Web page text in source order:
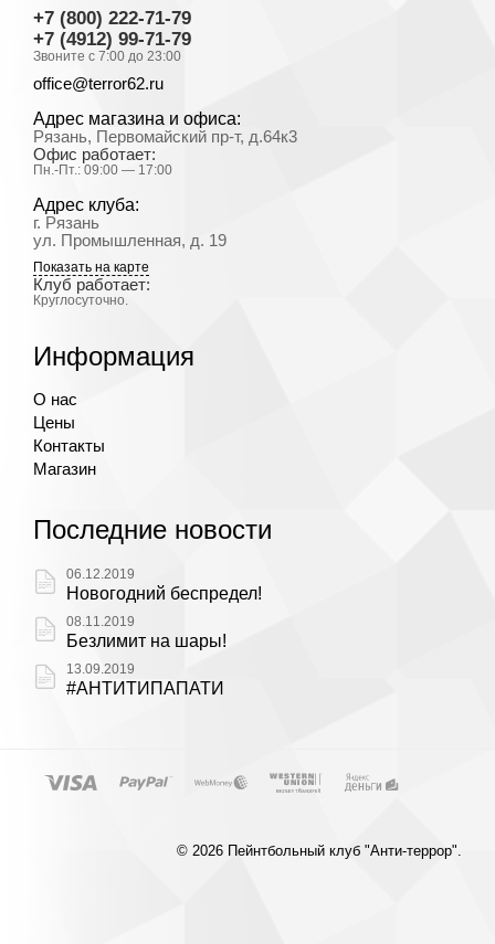
+7 (800) 222-71-79
+7 (4912) 99-71-79
Звоните с 7:00 до 23:00
office@terror62.ru
Адрес магазина и офиса:
Рязань, Первомайский пр-т, д.64к3
Офис работает:
Пн.-Пт.: 09:00 — 17:00
Адрес клуба:
г. Рязань
ул. Промышленная, д. 19
Показать на карте
Клуб работает:
Круглосуточно.
Информация
О нас
Цены
Контакты
Магазин
Последние новости
06.12.2019
Новогодний беспредел!
08.11.2019
Безлимит на шары!
13.09.2019
#АНТИТИПАПАТИ
© 2026 Пейнтбольный клуб "Анти-террор".